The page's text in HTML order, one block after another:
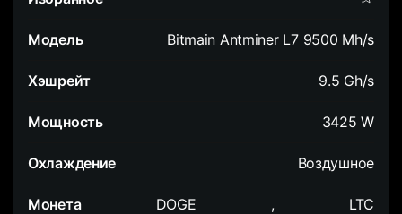
Bitmain Antminer L7 9500 Mh/s
9.5 Gh/s
3425 W
Воздушное
DOGE , LTC